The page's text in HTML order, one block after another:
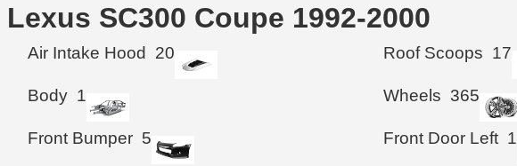
SC300 Coupe 1992-2000
Air Intake Hood 20 Roof Scoops 17
Body 1 Wheels 365
Front Bumper 5 Front Door Left 1